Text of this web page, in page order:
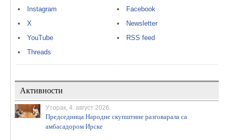
Instagram
X
YouTube
Threads
Facebook
Newsletter
RSS feed
Активности
Уторак, 4. август 2026.
Председница Народне скупштине разговарала са
амбасадором Ирске